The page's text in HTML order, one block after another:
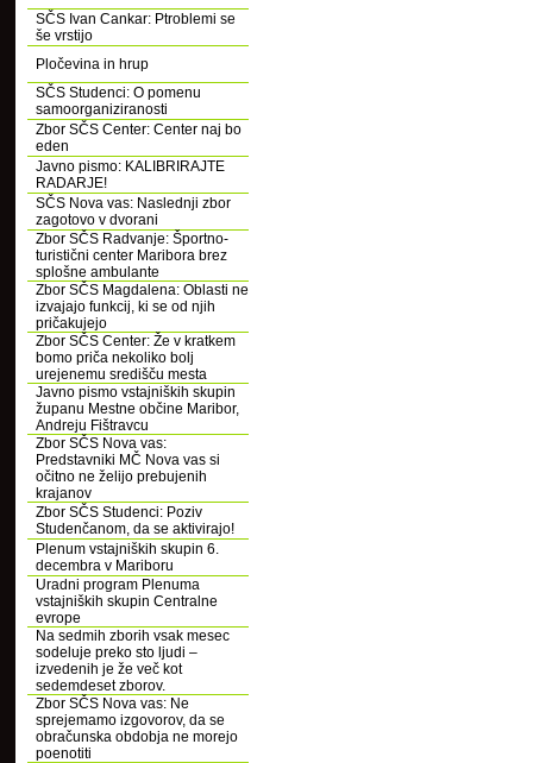
SČS Ivan Cankar: Ptroblemi se
še vrstijo
Pločevina in hrup
SČS Studenci: O pomenu
samoorganiziranosti
Zbor SČS Center: Center naj bo
eden
Javno pismo: KALIBRIRAJTE
RADARJE!
SČS Nova vas: Naslednji zbor
zagotovo v dvorani
Zbor SČS Radvanje: Športno-
turistični center Maribora brez
splošne ambulante
Zbor SČS Magdalena: Oblasti ne
izvajajo funkcij, ki se od njih
pričakujejo
Zbor SČS Center: Že v kratkem
bomo priča nekoliko bolj
urejenemu središču mesta
Javno pismo vstajniških skupin
županu Mestne občine Maribor,
Andreju Fištravcu
Zbor SČS Nova vas:
Predstavniki MČ Nova vas si
očitno ne želijo prebujenih
krajanov
Zbor SČS Studenci: Poziv
Studenčanom, da se aktivirajo!
Plenum vstajniških skupin 6.
decembra v Mariboru
Uradni program Plenuma
vstajniških skupin Centralne
evrope
Na sedmih zborih vsak mesec
sodeluje preko sto ljudi –
izvedenih je že več kot
sedemdeset zborov.
Zbor SČS Nova vas: Ne
sprejemamo izgovorov, da se
obračunska obdobja ne morejo
poenotiti